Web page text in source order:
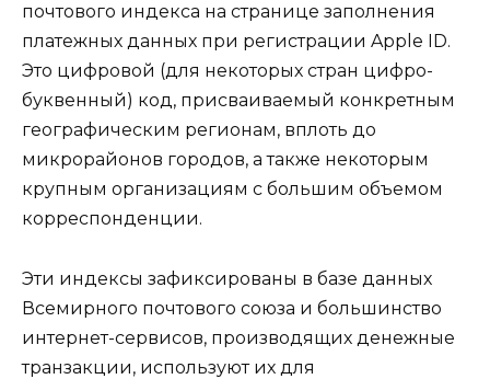
почтового индекса на странице заполнения
платежных данных при регистрации Apple ID.
Это цифровой (для некоторых стран цифро-
буквенный) код, присваиваемый конкретным
географическим регионам, вплоть до
микрорайонов городов, а также некоторым
крупным организациям с большим объемом
корреспонденции.
Эти индексы зафиксированы в базе данных
Всемирного почтового союза и большинство
интернет-сервисов, производящих денежные
транзакции, используют их для